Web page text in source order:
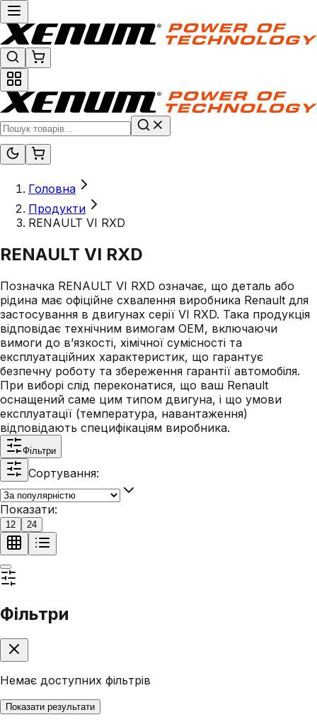
Головна
Продукти
RENAULT VI RXD
RENAULT VI RXD
Позначка RENAULT VI RXD означає, що деталь або
рідина має офіційне схвалення виробника Renault для
застосування в двигунах серії VI RXD. Така продукція
відповідає технічним вимогам OEM, включаючи
вимоги до в’язкості, хімічної сумісності та
експлуатаційних характеристик, що гарантує
безпечну роботу та збереження гарантії автомобіля.
При виборі слід переконатися, що ваш Renault
оснащений саме цим типом двигуна, і що умови
експлуатації (температура, навантаження)
відповідають специфікаціям виробника.
Фільтри
Сортування:
Показати:
12 24
Фільтри
Немає доступних фільтрів
Показати результати